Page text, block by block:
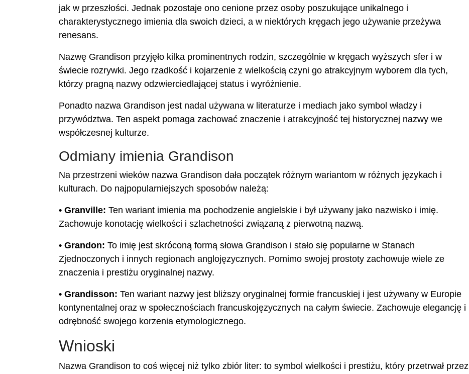
jak w przeszłości. Jednak pozostaje ono cenione przez osoby poszukujące unikalnego i
charakterystycznego imienia dla swoich dzieci, a w niektórych kręgach jego używanie przeżywa
renesans.
Nazwę Grandison przyjęło kilka prominentnych rodzin, szczególnie w kręgach wyższych sfer i w
świecie rozrywki. Jego rzadkość i kojarzenie z wielkością czyni go atrakcyjnym wyborem dla tych,
którzy pragną nazwy odzwierciedlającej status i wyróżnienie.
Ponadto nazwa Grandison jest nadal używana w literaturze i mediach jako symbol władzy i
przywództwa. Ten aspekt pomaga zachować znaczenie i atrakcyjność tej historycznej nazwy we
współczesnej kulturze.
Odmiany imienia Grandison
Na przestrzeni wieków nazwa Grandison dała początek różnym wariantom w różnych językach i
kulturach. Do najpopularniejszych sposobów należą:
• Granville: Ten wariant imienia ma pochodzenie angielskie i był używany jako nazwisko i imię.
Zachowuje konotację wielkości i szlachetności związaną z pierwotną nazwą.
• Grandon: To imię jest skróconą formą słowa Grandison i stało się popularne w Stanach
Zjednoczonych i innych regionach anglojęzycznych. Pomimo swojej prostoty zachowuje wiele ze
znaczenia i prestiżu oryginalnej nazwy.
• Grandisson: Ten wariant nazwy jest bliższy oryginalnej formie francuskiej i jest używany w Europie
kontynentalnej oraz w społecznościach francuskojęzycznych na całym świecie. Zachowuje elegancję i
odrębność swojego korzenia etymologicznego.
Wnioski
Nazwa Grandison to coś więcej niż tylko zbiór liter: to symbol wielkości i prestiżu, który przetrwał przez